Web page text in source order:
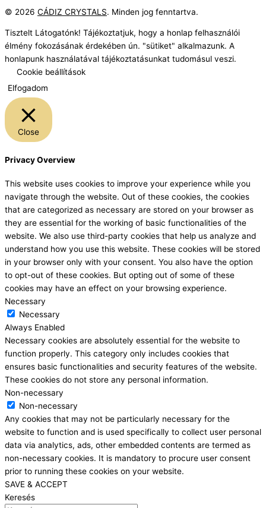
© 2026 CÁDIZ CRYSTALS. Minden jog fenntartva.
Tisztelt Látogatónk! Tájékoztatjuk, hogy a honlap felhasználói
élmény fokozásának érdekében ún. "sütiket" alkalmazunk. A
honlapunk használatával tájékoztatásunkat tudomásul veszi.
Cookie beállítások
Elfogadom
Close
Privacy Overview
This website uses cookies to improve your experience while you
navigate through the website. Out of these cookies, the cookies
that are categorized as necessary are stored on your browser as
they are essential for the working of basic functionalities of the
website. We also use third-party cookies that help us analyze and
understand how you use this website. These cookies will be stored
in your browser only with your consent. You also have the option
to opt-out of these cookies. But opting out of some of these
cookies may have an effect on your browsing experience.
Necessary
Necessary
Always Enabled
Necessary cookies are absolutely essential for the website to
function properly. This category only includes cookies that
ensures basic functionalities and security features of the website.
These cookies do not store any personal information.
Non-necessary
Non-necessary
Any cookies that may not be particularly necessary for the
website to function and is used specifically to collect user personal
data via analytics, ads, other embedded contents are termed as
non-necessary cookies. It is mandatory to procure user consent
prior to running these cookies on your website.
SAVE & ACCEPT
Keresés